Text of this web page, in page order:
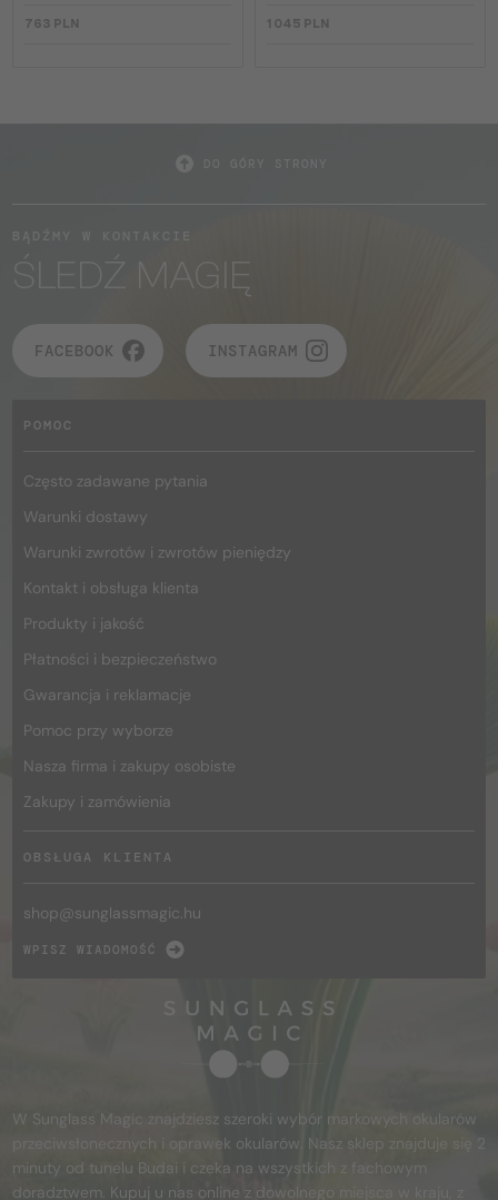
763 PLN 1 045 PLN
ŚLEDŹ MAGIĘ
FACEBOOK INSTAGRAM
POMOC
Często zadawane pytania
Warunki dostawy
Warunki zwrotów i zwrotów pieniędzy
Kontakt i obsługa klienta
Produkty i jakość
Płatności i bezpieczeństwo
Gwarancja i reklamacje
Pomoc przy wyborze
Nasza firma i zakupy osobiste
Zakupy i zamówienia
OBSŁUGA KLIENTA
shop@sunglassmagic.hu
WPISZ WIADOMOŚĆ
W Sunglass Magic znajdziesz szeroki wybór markowych okularów
przeciwsłonecznych i oprawek okularów. Nasz sklep znajduje się 2
minuty od tunelu Budai i czeka na wszystkich z fachowym
doradztwem. Kupuj u nas online z dowolnego miejsca w kraju, z